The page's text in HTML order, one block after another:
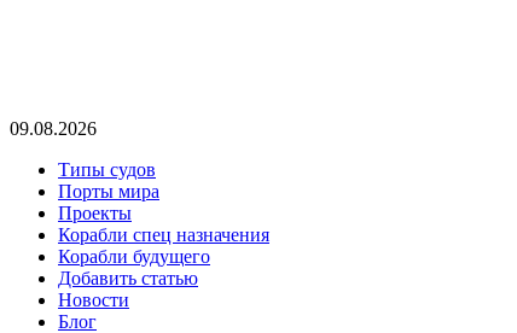
09.08.2026
Типы судов
Порты мира
Проекты
Корабли спец назначения
Корабли будущего
Добавить статью
Новости
Блог